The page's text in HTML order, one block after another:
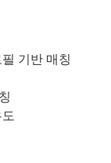
기반 매칭